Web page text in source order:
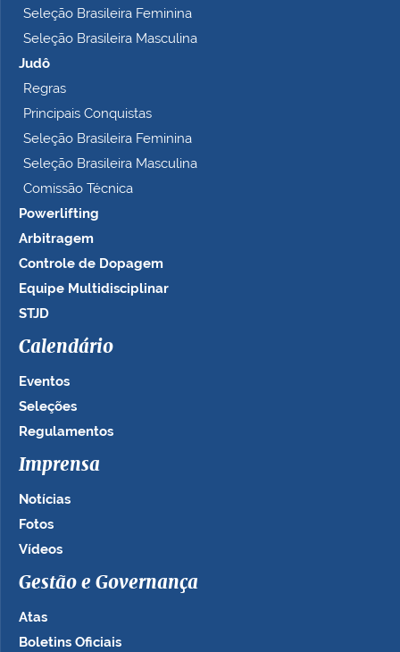
Seleção Brasileira Feminina
Seleção Brasileira Masculina
Judô
Regras
Principais Conquistas
Seleção Brasileira Feminina
Seleção Brasileira Masculina
Comissão Técnica
Powerlifting
Arbitragem
Controle de Dopagem
Equipe Multidisciplinar
STJD
Calendário
Eventos
Seleções
Regulamentos
Imprensa
Notícias
Fotos
Vídeos
Gestão e Governança
Atas
Boletins Oficiais